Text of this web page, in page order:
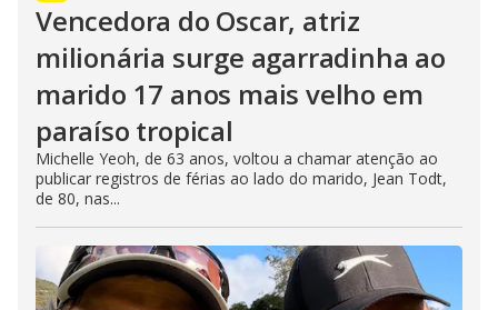
Vencedora do Oscar, atriz
milionária surge agarradinha ao
marido 17 anos mais velho em
paraíso tropical
Michelle Yeoh, de 63 anos, voltou a chamar atenção ao
publicar registros de férias ao lado do marido, Jean Todt,
de 80, nas...